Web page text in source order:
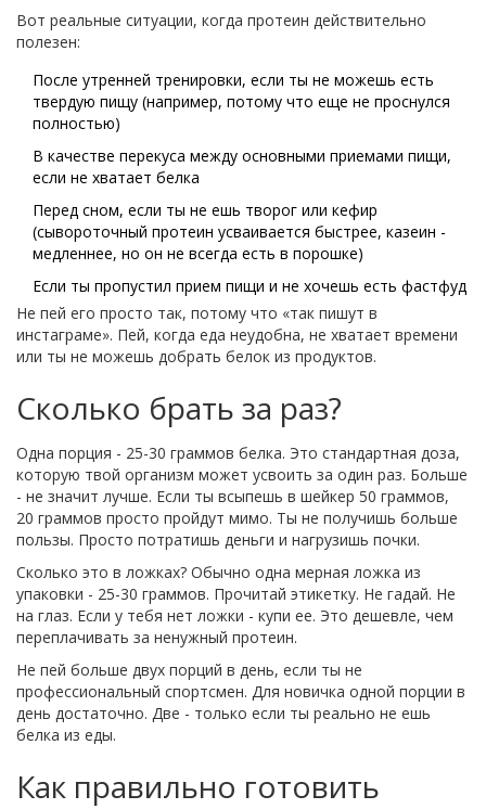
Вот реальные ситуации, когда протеин действительно
полезен:
После утренней тренировки, если ты не можешь есть
твердую пищу (например, потому что еще не проснулся
полностью)
В качестве перекуса между основными приемами пищи,
если не хватает белка
Перед сном, если ты не ешь творог или кефир
(сывороточный протеин усваивается быстрее, казеин -
медленнее, но он не всегда есть в порошке)
Если ты пропустил прием пищи и не хочешь есть фастфуд
Не пей его просто так, потому что «так пишут в
инстаграме». Пей, когда еда неудобна, не хватает времени
или ты не можешь добрать белок из продуктов.
Сколько брать за раз?
Одна порция - 25-30 граммов белка. Это стандартная доза,
которую твой организм может усвоить за один раз. Больше
- не значит лучше. Если ты всыпешь в шейкер 50 граммов,
20 граммов просто пройдут мимо. Ты не получишь больше
пользы. Просто потратишь деньги и нагрузишь почки.
Сколько это в ложках? Обычно одна мерная ложка из
упаковки - 25-30 граммов. Прочитай этикетку. Не гадай. Не
на глаз. Если у тебя нет ложки - купи ее. Это дешевле, чем
переплачивать за ненужный протеин.
Не пей больше двух порций в день, если ты не
профессиональный спортсмен. Для новичка одной порции в
день достаточно. Две - только если ты реально не ешь
белка из еды.
Как правильно готовить